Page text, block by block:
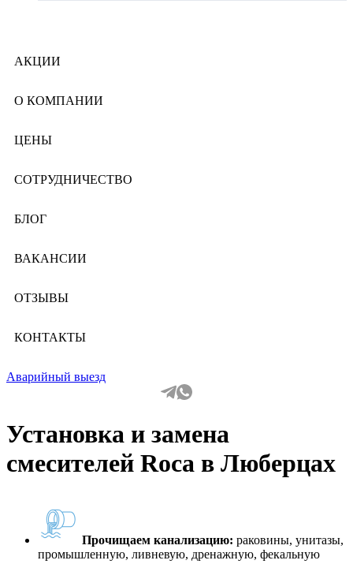
АКЦИИ
О КОМПАНИИ
ЦЕНЫ
СОТРУДНИЧЕСТВО
БЛОГ
ВАКАНСИИ
ОТЗЫВЫ
КОНТАКТЫ
Аварийный выезд
Установка и замена
смесителей Roca в Люберцах
Прочищаем канализацию: раковины, унитазы,
промышленную, ливневую, дренажную, фекальную